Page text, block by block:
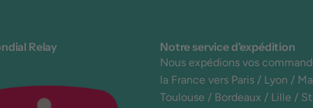
Relay Notre service d'expédition
Nous expédions vos
la France vers Paris / Lyon /
Toulouse / Bordeaux / Lille /